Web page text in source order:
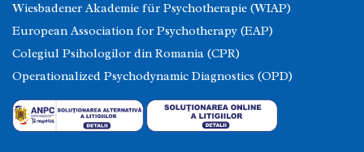
Wiesbadener Akademie für Psychotherapie (WIAP)
European Association for Psychotherapy (EAP)
Colegiul Psihologilor din Romania (CPR)
Operationalized Psychodynamic Diagnostics (OPD)